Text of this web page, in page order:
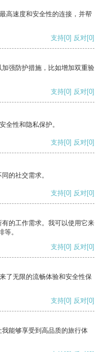
高速度和安全性的连接，并帮
支持[0] 反对[0]
强防护措施，比如增加双重验
支持[0] 反对[0]
全性和隐私保护。
支持[0] 反对[0]
的社交需求。
支持[0] 反对[0]
的工作需求。我可以使用它来
。
支持[0] 反对[0]
了无限的流畅体验和安全性保
支持[0] 反对[0]
能够享受到高品质的旅行体